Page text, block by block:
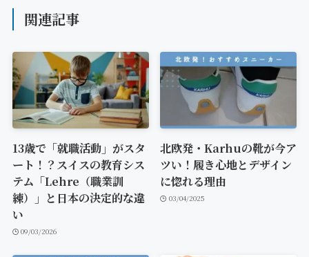
関連記事
13歳で「就職活動」がスタ
ート！？スイスの教育シス
テム「Lehre（職業訓
練）」と日本の決定的な違
い
09/03/2026
北欧発・Karhuの靴が今ア
ツい！履き心地とデザイン
に惚れる理由
03/04/2025